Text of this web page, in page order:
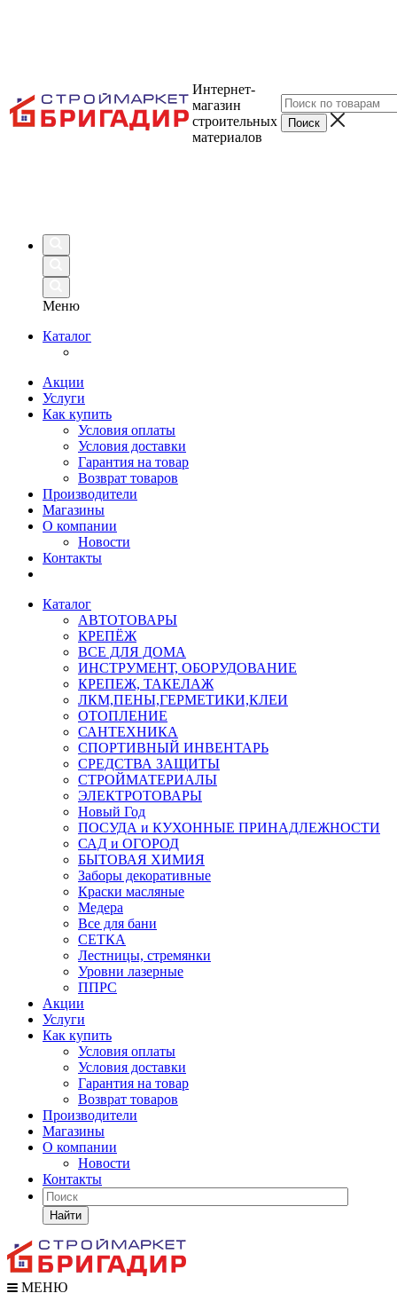
Интернет-
магазин
строительных
материалов
Меню
Каталог
Акции
Услуги
Как купить
Условия оплаты
Условия доставки
Гарантия на товар
Возврат товаров
Производители
Магазины
О компании
Новости
Контакты
Каталог
АВТОТОВАРЫ
КРЕПЁЖ
ВСЕ ДЛЯ ДОМА
ИНСТРУМЕНТ, ОБОРУДОВАНИЕ
КРЕПЕЖ, ТАКЕЛАЖ
ЛКМ,ПЕНЫ,ГЕРМЕТИКИ,КЛЕИ
ОТОПЛЕНИЕ
САНТЕХНИКА
СПОРТИВНЫЙ ИНВЕНТАРЬ
СРЕДСТВА ЗАЩИТЫ
СТРОЙМАТЕРИАЛЫ
ЭЛЕКТРОТОВАРЫ
Новый Год
ПОСУДА и КУХОННЫЕ ПРИНАДЛЕЖНОСТИ
САД и ОГОРОД
БЫТОВАЯ ХИМИЯ
Заборы декоративные
Краски масляные
Медера
Все для бани
СЕТКА
Лестницы, стремянки
Уровни лазерные
ППРС
Акции
Услуги
Как купить
Условия оплаты
Условия доставки
Гарантия на товар
Возврат товаров
Производители
Магазины
О компании
Новости
Контакты
Найти
МЕНЮ